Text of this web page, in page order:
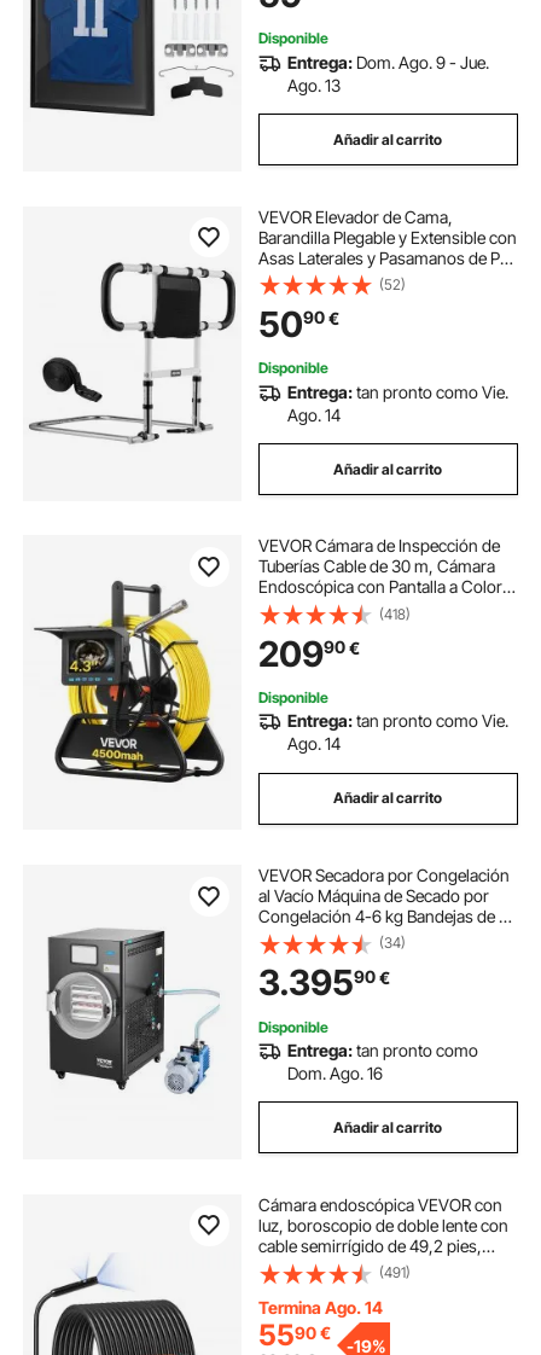
Disponible
Entrega: Dom. Ago. 9 - Jue.
Ago. 13
Añadir al carrito
VEVOR Elevador de Cama,
Barandilla Plegable y Extensible con
Asas Laterales y Pasamanos de PU,
con Tubo de Acero al Carbono,
para Camas King, Queen,
Matrimoniales e Individuales, Carga
136 kg
(52)
5090€
Disponible
Entrega:tan pronto como Vie.
Ago. 14
Añadir al carrito
VEVOR Cámara de Inspección de
Tuberías Cable de 30 m, Cámara
Endoscópica con Pantalla a Color,
Resistente al Agua IP68, con 6 LED,
Tarjeta de 16 GB, Batería de 4500
mAh, para Alcantarillado Fontanería
(418)
20990€
Disponible
Entrega:tan pronto como Vie.
Ago. 14
Añadir al carrito
VEVOR Secadora por Congelación
al Vacío Máquina de Secado por
Congelación 4-6 kg Bandejas de 4
Capas Bomba de Vacío
Temporizador Ajustable y Control
de Temperatura para Frutas,
Verduras, Negro
(34)
3.39590€
Disponible
Entrega:tan pronto como
Dom. Ago. 16
Añadir al carrito
Cámara endoscópica VEVOR con
luz, boroscopio de doble lente con
cable semirrígido de 49,2 pies,
cámara de inspección de 1080P
con pantalla de 4,3", 8 + 1 luces
LED, zoom de 4X, cámara tipo
serpiente impermeable IP67 para
automóviles y plomería
(491)
Termina Ago. 14
5590€
-19%